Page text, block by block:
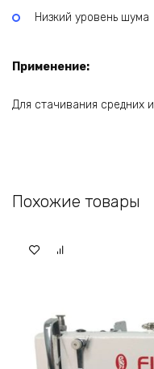
Низкий уровень шума
Применение:
Для стачивания средних
Похожие товары